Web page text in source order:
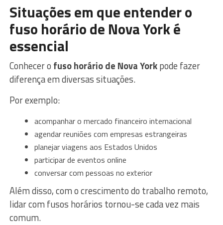
Situações em que entender o
fuso horário de Nova York é
essencial
Conhecer o fuso horário de Nova Yorkpode fazer
diferença em diversas situações.
Por exemplo:
acompanhar o mercado financeiro internacional
agendar reuniões com empresas estrangeiras
planejar viagens aos Estados Unidos
participar de eventos online
conversar com pessoas no exterior
Além disso, com o crescimento do trabalho remoto,
lidar com fusos horários tornou-se cada vez mais
comum.